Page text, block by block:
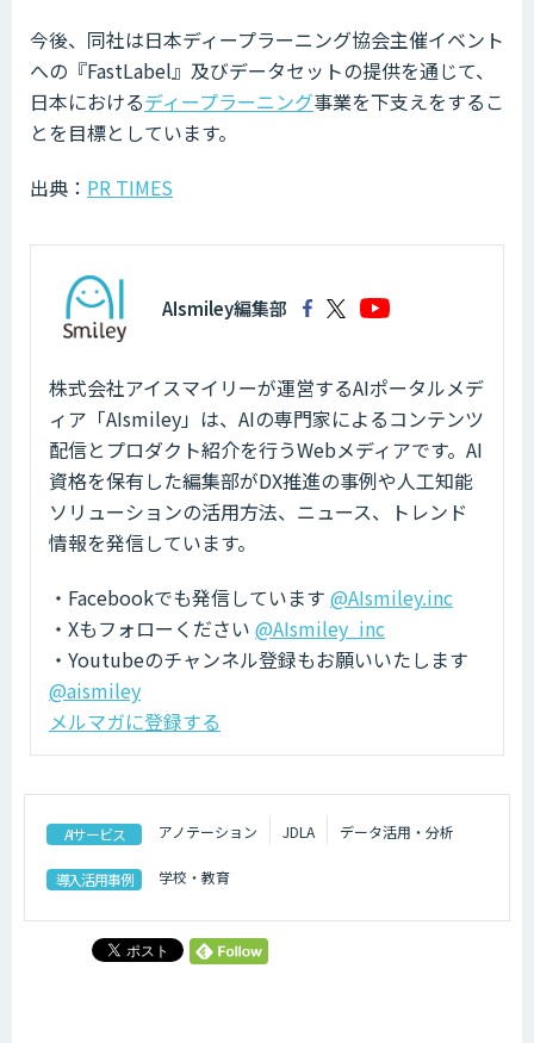
今後、同社は日本ディープラーニング協会主催イベント
への『FastLabel』及びデータセットの提供を通じて、
日本におけるディープラーニング事業を下支えをするこ
とを目標としています。
出典： PR TIMES
AIsmiley編集部
株式会社アイスマイリーが運営するAIポータルメデ
ィア「AIsmiley」は、AIの専門家によるコンテンツ
配信とプロダクト紹介を行うWebメディアです。AI
資格を保有した編集部がDX推進の事例や人工知能
ソリューションの活用方法、ニュース、トレンド
情報を発信しています。
・Facebookでも発信しています @AIsmiley.inc
・Xもフォローください @AIsmiley_inc
・Youtubeのチャンネル登録もお願いいたします
@aismiley
メルマガに登録する
AIサービス アノテーション JDLA データ活用・分析
導入活用事例 学校・教育